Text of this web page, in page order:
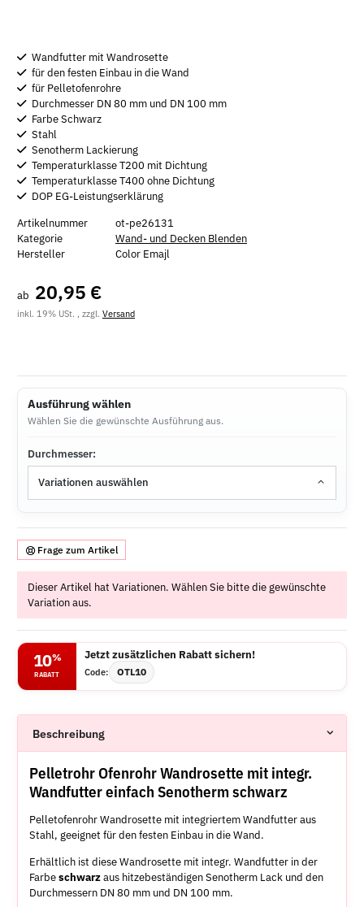
Wandfutter mit Wandrosette
für den festen Einbau in die Wand
für Pelletofenrohre
Durchmesser DN 80 mm und DN 100 mm
Farbe Schwarz
Stahl
Senotherm Lackierung
Temperaturklasse T200 mit Dichtung
Temperaturklasse T400 ohne Dichtung
DOP EG-Leistungserklärung
Artikelnummer
ot-pe26131
Kategorie
Wand- und Decken Blenden
Hersteller
Color Emajl
ab 20,95 €
inkl. 19% USt. , zzgl. Versand
Ausführung wählen
Wählen Sie die gewünschte Ausführung aus.
Durchmesser:
Variationen auswählen
Frage zum Artikel
x
Dieser Artikel hat Variationen. Wählen Sie bitte die gewünschte
Variation aus.
10%
RABATT
Jetzt zusätzlichen Rabatt sichern!
Code: OTL10
Beschreibung
Pelletrohr Ofenrohr Wandrosette mit integr.
Wandfutter einfach Senotherm schwarz
Pelletofenrohr Wandrosette mit integriertem Wandfutter aus
Stahl, geeignet für den festen Einbau in die Wand.
Erhältlich ist diese Wandrosette mit integr. Wandfutter in der
Farbeschwarzaus hitzebeständigen Senotherm Lack und den
Durchmessern DN 80 mm und DN 100 mm.